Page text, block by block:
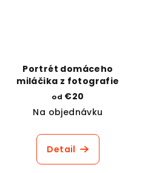
Portrét domáceho
miláčika z fotografie
od €20
Na objednávku
Detail